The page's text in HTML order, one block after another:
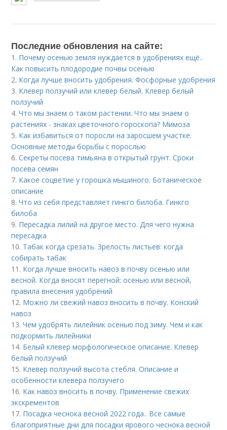
Последние обновления на сайте:
1. Почему осенью земля нуждается в удобрениях ещё..
Как повысить плодородие почвы осенью
2. Когда лучше вносить удобрения. Фосфорные удобрения
3. Клевер ползучий или клевер белый. Клевер белый
ползучий
4.Что мы знаем о таком растении. Что мы знаем о
растениях - знаках цветочного гороскопа? Мимоза
5. Как избавиться от поросли на заросшем участке.
Основные методы борьбы с порослью
6.Секреты посева тимьяна в открытый грунт. Сроки
посева семян
7. Какое соцветие у горошка мышиного. Ботаническое
описание
8.Что из себя представляет гинкго билоба. Гинкго
билоба
9. Пересадка лилий на другое место. Для чего нужна
пересадка
10. Табак когда срезать. Зрелость листьев: когда
собирать табак
11. Когда лучше вносить навоз в почву осенью или
весной. Когда вносят перегной: осенью или весной,
правила внесения удобрений
12. Можно ли свежий навоз вносить в почву. Конский
навоз
13.Чем удобрять лилейник осенью под зиму. Чем и как
подкормить лилейники
14. Белый клевер морфологическое описание. Клевер
белый ползучий
15. Клевер ползучий высота стебля. Описание и
особенности клевера ползучего
16. Как навоз вносить в почву. Применение свежих
экскрементов
17. Посадка чеснока весной 2022 года.. Все самые
благоприятные дни для посадки ярового чеснока весной